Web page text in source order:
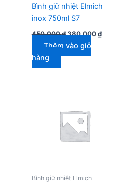
Bình giữ nhiệt Elmich
inox 750ml S7
450.000₫ Giá
là:
450.000 ₫.
380.000₫Giá
hiện
Thêm vào giỏ
hàng
Bình giữ nhiệt Elmich